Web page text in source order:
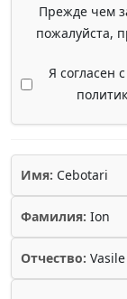
Прежде чем
пожалуйста,
Я согласен
Имя: Cebotari
Фамилия: Ion
Отчество: Vasile